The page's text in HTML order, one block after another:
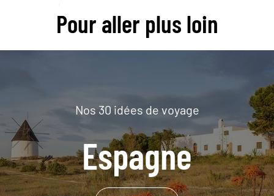
Pour aller plus loin
Nos 30 idées de voyage
Espagne